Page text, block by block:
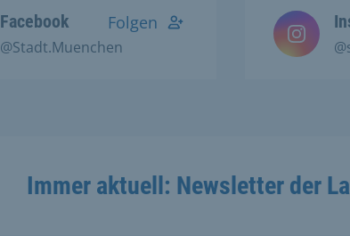
Facebook
@Stadt.Muenchen
Folgen
Immer aktuell: Newsletter der